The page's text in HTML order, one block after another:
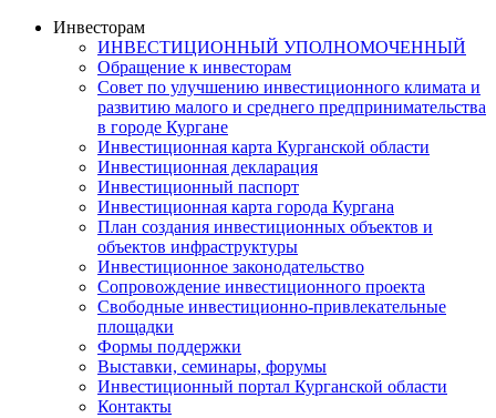
Инвесторам
ИНВЕСТИЦИОННЫЙ УПОЛНОМОЧЕННЫЙ
Обращение к инвесторам
Совет по улучшению инвестиционного климата и
развитию малого и среднего предпринимательства
в городе Кургане
Инвестиционная карта Курганской области
Инвестиционная декларация
Инвестиционный паспорт
Инвестиционная карта города Кургана
План создания инвестиционных объектов и
объектов инфраструктуры
Инвестиционное законодательство
Сопровождение инвестиционного проекта
Свободные инвестиционно-привлекательные
площадки
Формы поддержки
Выставки, семинары, форумы
Инвестиционный портал Курганской области
Контакты